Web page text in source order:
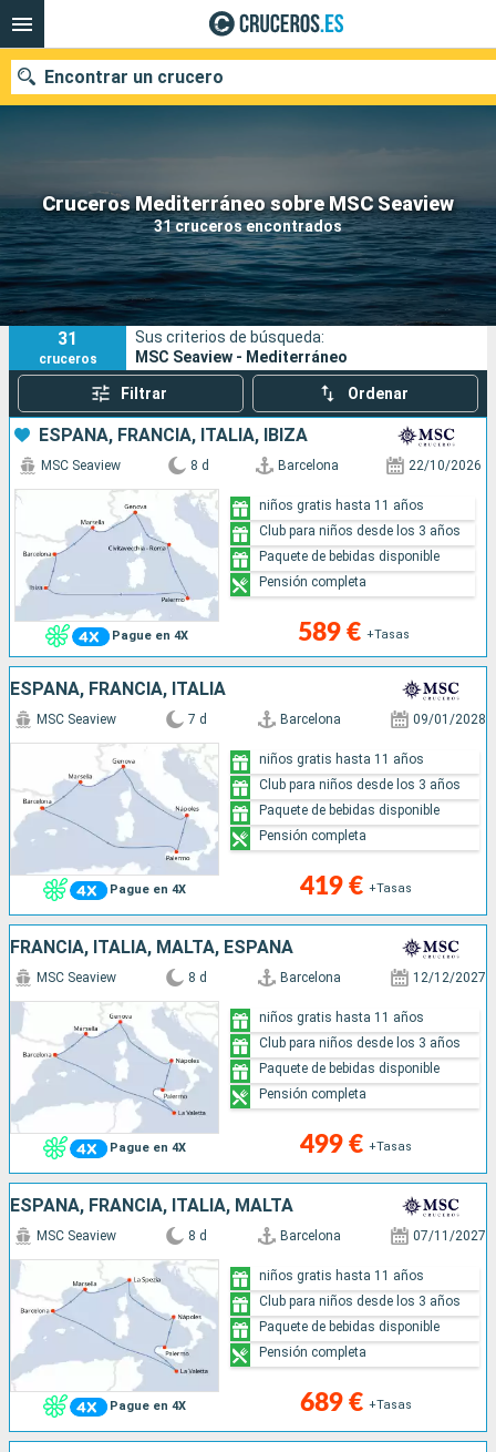
Cruceros Mediterráneo sobre MSC Seaview
31 cruceros encontrados
Encontrar un crucero
Nuestros destinos
Fecha de salida
Puertos Compañías
Buscar
31
cruceros
Sus criterios de búsqueda:
MSC Seaview - Mediterráneo
Filtrar Ordenar
ESPAÑA, FRANCIA, ITALIA, IBIZA
Pague en 4X
MSC Seaview 8 d Barcelona 22/10/2026
589 € +Tasas
niños gratis hasta 11 años
Club para niños desde los 3 años
Paquete de bebidas disponible
Pensión completa
ESPAÑA, FRANCIA, ITALIA
Pague en 4X
MSC Seaview 7 d Barcelona 09/01/2028
419 € +Tasas
niños gratis hasta 11 años
Club para niños desde los 3 años
Paquete de bebidas disponible
Pensión completa
FRANCIA, ITALIA, MALTA, ESPAÑA
Pague en 4X
MSC Seaview 8 d Barcelona 12/12/2027
499 € +Tasas
niños gratis hasta 11 años
Club para niños desde los 3 años
Paquete de bebidas disponible
Pensión completa
ESPAÑA, FRANCIA, ITALIA, MALTA
Pague en 4X
MSC Seaview 8 d Barcelona 07/11/2027
689 € +Tasas
niños gratis hasta 11 años
Club para niños desde los 3 años
Paquete de bebidas disponible
Pensión completa